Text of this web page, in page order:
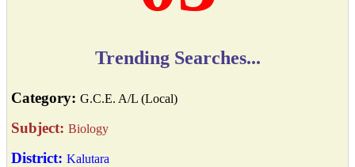
Trending Searches...
Category: G.C.E. A/L (Local)
Subject: Biology
District: Kalutara